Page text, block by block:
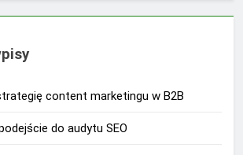
content marketingu w B2B
do audytu SEO